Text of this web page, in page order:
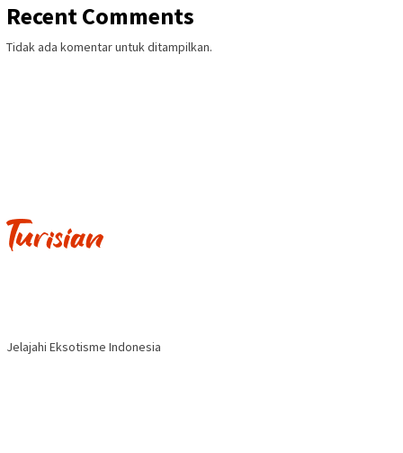
Recent Comments
Tidak ada komentar untuk ditampilkan.
Jelajahi Eksotisme Indonesia